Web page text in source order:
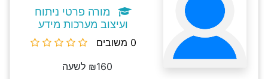
מורה פרטי ניתוח
ועיצוב מערכות מידע
0 משובים
₪160 לשעה